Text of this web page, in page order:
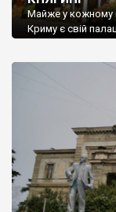
Майже у кожному
Криму є свій